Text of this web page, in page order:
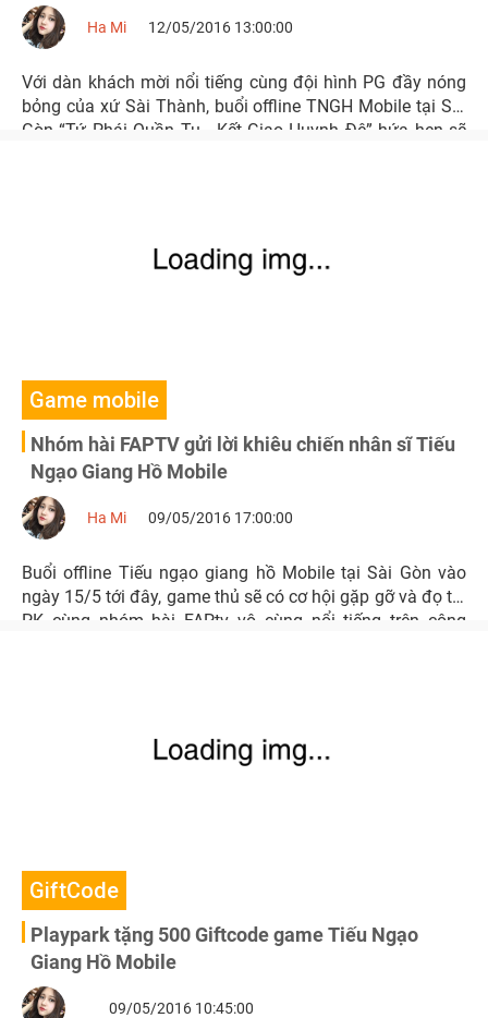
Ha Mi 12/05/2016 13:00:00
Với dàn khách mời nổi tiếng cùng đội hình PG đầy nóng
bỏng của xứ Sài Thành, buổi offline TNGH Mobile tại Sài
Gòn “Tứ Phái Quần Tụ - Kết Giao Huynh Đệ” hứa hẹn sẽ
Game mobile
Nhóm hài FAPTV gửi lời khiêu chiến nhân sĩ Tiếu
Ngạo Giang Hồ Mobile
Ha Mi 09/05/2016 17:00:00
Buổi offline Tiếu ngạo giang hồ Mobile tại Sài Gòn vào
ngày 15/5 tới đây, game thủ sẽ có cơ hội gặp gỡ và đọ tài
PK cùng nhóm hài FAPtv vô cùng nổi tiếng trên cộng
GiftCode
Playpark tặng 500 Giftcode game Tiếu Ngạo
Giang Hồ Mobile
09/05/2016 10:45:00